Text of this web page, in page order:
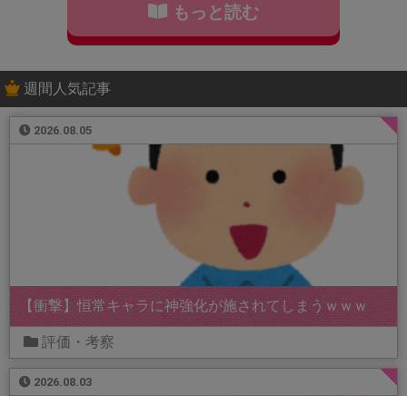
もっと読む
週間人気記事
2026.08.05
【衝撃】恒常キャラに神強化が施されてしまうｗｗｗ
評価・考察
2026.08.03